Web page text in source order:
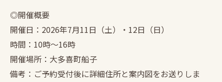
◎開催概要
開催日：2026年7月11日（土）・12日（日）
時間：10時〜16時
開催場所：大多喜町船子
備考：ご予約受付後に詳細住所と案内図をお送りしま